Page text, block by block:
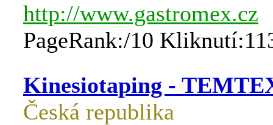
http://www.gastromex.cz
PageRank:/10
Kinesiotaping -
Česká republika